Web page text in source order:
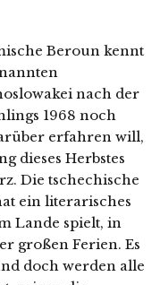
Beroun kennt
nach der
1968 noch
erfahren will,
dieses Herbstes
Die tschechische
ein literarisches
Lande spielt, in
großen Ferien. Es
doch werden alle